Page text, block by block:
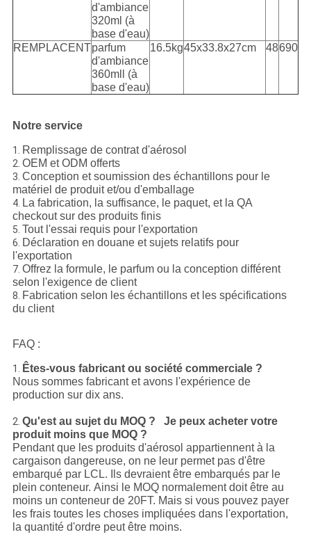
d'ambiance
320ml (à
base d'eau)
REMPLACENTparfum
d'ambiance
360mll (à
base d'eau)
16.5kg45x33.8x27cm 48690
Notre service
1. Remplissage de contrat d'aérosol
2. OEM et ODM offerts
3. Conception et soumission des échantillons pour le
matériel de produit et/ou d'emballage
4. La fabrication, la suffisance, le paquet, et la QA
checkout sur des produits finis
5. Tout l'essai requis pour l'exportation
6. Déclaration en douane et sujets relatifs pour
l'exportation
7. Offrez la formule, le parfum ou la conception différent
selon l'exigence de client
8. Fabrication selon les échantillons et les spécifications
du client
FAQ :
1.
Êtes-vous fabricant ou société commerciale ?
Nous sommes fabricant et avons l'expérience de
production sur dix ans.
2. Qu'est au sujet du MOQ ? Je peux acheter votre
produit moins que MOQ ?
Pendant que les produits d'aérosol appartiennent à la
cargaison dangereuse, on ne leur permet pas d'être
embarqué par LCL. Ils devraient être embarqués par le
plein conteneur. Ainsi le MOQ normalement doit être au
moins un conteneur de 20FT. Mais si vous pouvez payer
les frais toutes les choses impliquées dans l'exportation,
la quantité d'ordre peut être moins.